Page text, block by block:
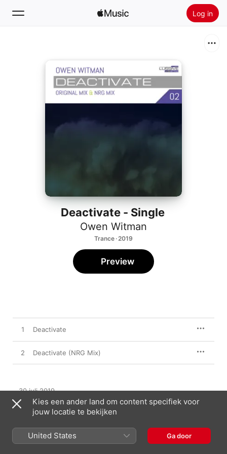
Log in
Installeer Apple Music
Deactivate - Single
Owen Witman
Trance · 2019
Preview
1 Deactivate
2 Deactivate (NRG Mix)
30 juli 2019
2 nummers, 14 minuten
℗ 2019 Lussive Music / Onne Witjes
Kies een ander land om content specifiek voor
jouw locatie te bekijken
United States Ga door